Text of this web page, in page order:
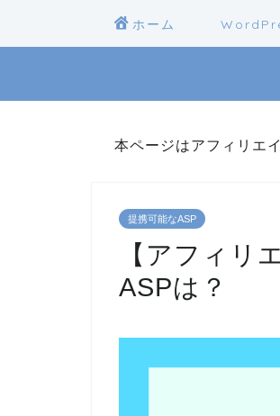
ホーム
本ページはアフィリエ
提携可能なASP
【アフィリ
ASPは？